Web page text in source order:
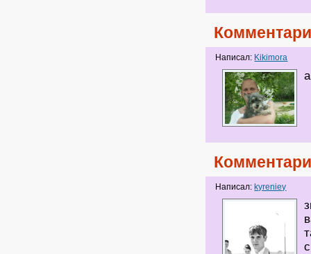
Написал: Kikimora
Написал: kyreniey